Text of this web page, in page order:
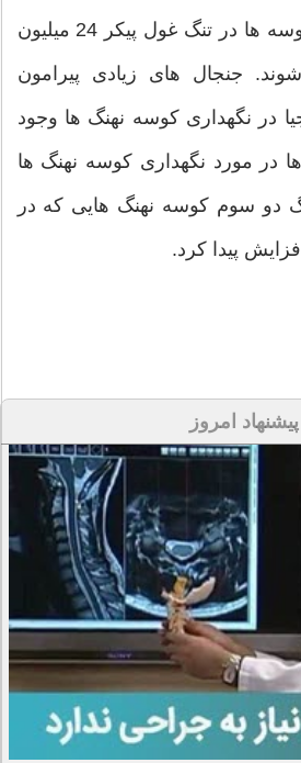
نگهداری می شوند. کوسه ها در تنگ غول پیکر 24 میلیون
جنجال های زیادی پیرامون
در نگهداری کوسه نهنگ ها وجود
در مورد نگهداری کوسه نهنگ ها
دو سوم کوسه نهنگ هایی که در
پیدا کرد.
پیشنهاد امروز